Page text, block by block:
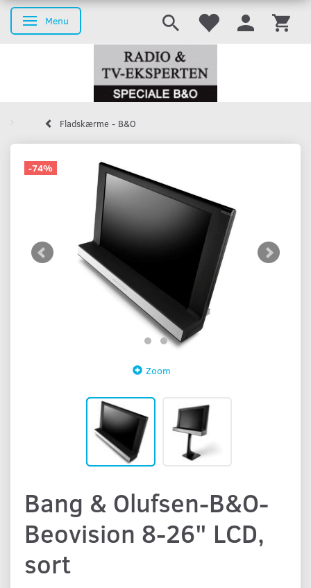
Skifte navigation
Menu
Fladskærme - B&O
-74%
Zoom
Bang & Olufsen-B&O-
Beovision 8-26" LCD,
sort